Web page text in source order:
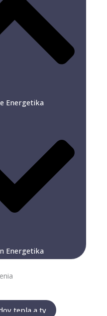
Energetika
Energetika
tepla a tv